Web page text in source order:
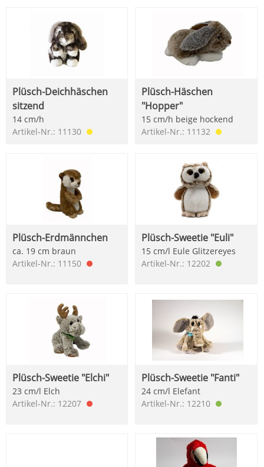
Plüsch-Deichhäschen
sitzend
14 cm/h
Artikel-Nr.: 11130
Plüsch-Häschen
"Hopper"
15 cm/h beige hockend
Artikel-Nr.: 11132
Plüsch-Erdmännchen
ca. 19 cm braun
Artikel-Nr.: 11150
Plüsch-Sweetie "Euli"
15 cm/l Eule Glitzereyes
Artikel-Nr.: 12202
Plüsch-Sweetie "Elchi"
23 cm/l Elch
Artikel-Nr.: 12207
Plüsch-Sweetie "Fanti"
24 cm/l Elefant
Artikel-Nr.: 12210